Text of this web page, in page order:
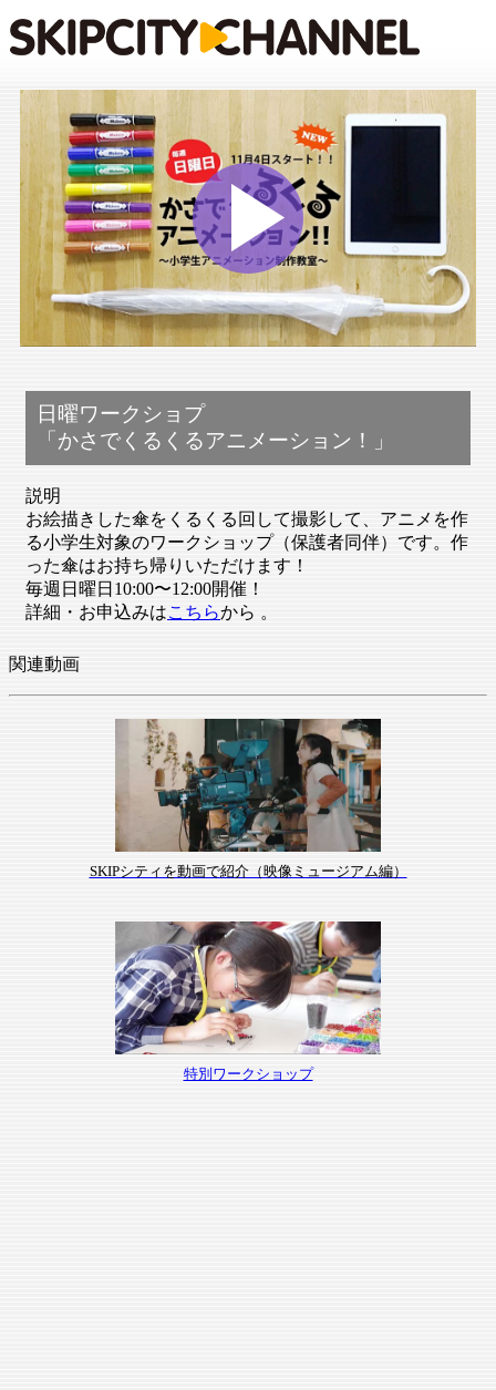
Play
日曜ワークショプ
「かさでくるくるアニメーション！」
説明
お絵描きした傘をくるくる回して撮影して、アニメを作
る小学生対象のワークショップ（保護者同伴）です。作
った傘はお持ち帰りいただけます！
毎週日曜日10:00〜12:00開催！
詳細・お申込みはこちらから 。
関連動画
SKIPシティを動画で紹介（映像ミュージアム編）
特別ワークショップ